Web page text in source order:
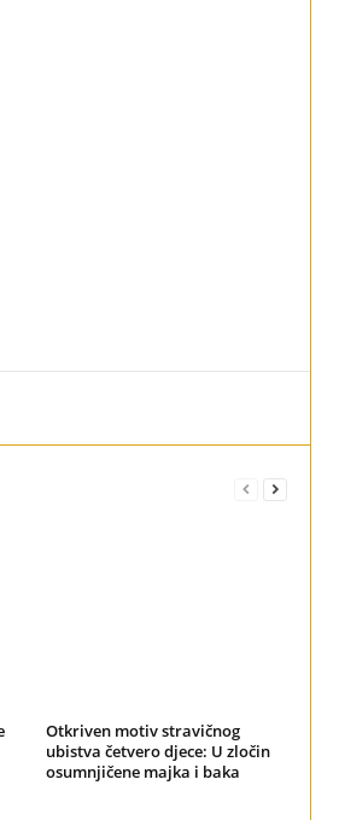
Otkriven motiv stravičnog
ubistva četvero djece: U zločin
osumnjičene majka i baka